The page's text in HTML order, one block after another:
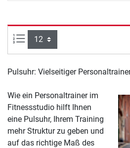
Artikel pro Seite:
Pulsuhr: Vielseitiger
Wie ein Personaltrainer im
Fitnessstudio hilft Ihnen
eine Pulsuhr, Ihrem Training
mehr Struktur zu geben und
auf das richtige Maß des